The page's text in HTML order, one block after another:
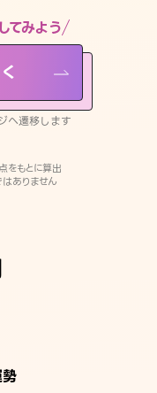
てみよう
へ遷移します
をもとに算出
ありません